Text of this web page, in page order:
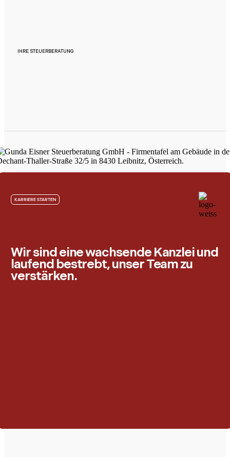
IHRE STEUERBERATUNG
KARRIERE STARTEN
Wir sind eine wachsende Kanzlei und
laufend bestrebt, unser Team zu
verstärken.